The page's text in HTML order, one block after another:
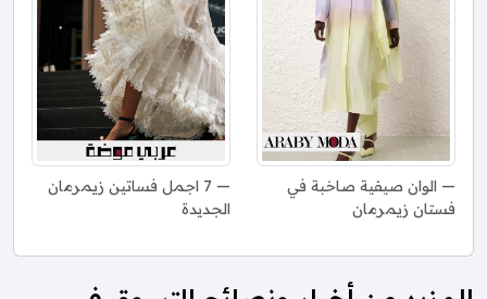
الوان صيفية صاخبة في
فستان زيمرمان
7 اجمل فساتين زيمرمان
الجديدة